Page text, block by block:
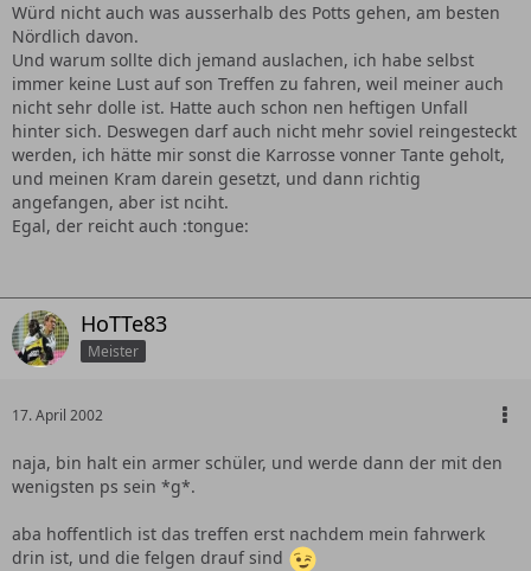
Würd nicht auch was ausserhalb des Potts gehen, am besten
Nördlich davon.
Und warum sollte dich jemand auslachen, ich habe selbst
immer keine Lust auf son Treffen zu fahren, weil meiner auch
nicht sehr dolle ist. Hatte auch schon nen heftigen Unfall
hinter sich. Deswegen darf auch nicht mehr soviel reingesteckt
werden, ich hätte mir sonst die Karrosse vonner Tante geholt,
und meinen Kram darein gesetzt, und dann richtig
angefangen, aber ist nciht.
Egal, der reicht auch :tongue:
HoTTe83
Meister
17. April 2002
naja, bin halt ein armer schüler, und werde dann der mit den
wenigsten ps sein *g*.
aba hoffentlich ist das treffen erst nachdem mein fahrwerk
drin ist, und die felgen drauf sind